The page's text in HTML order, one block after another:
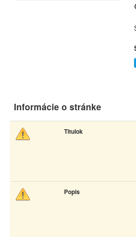
Informácie o stránke
Titulok
Popis